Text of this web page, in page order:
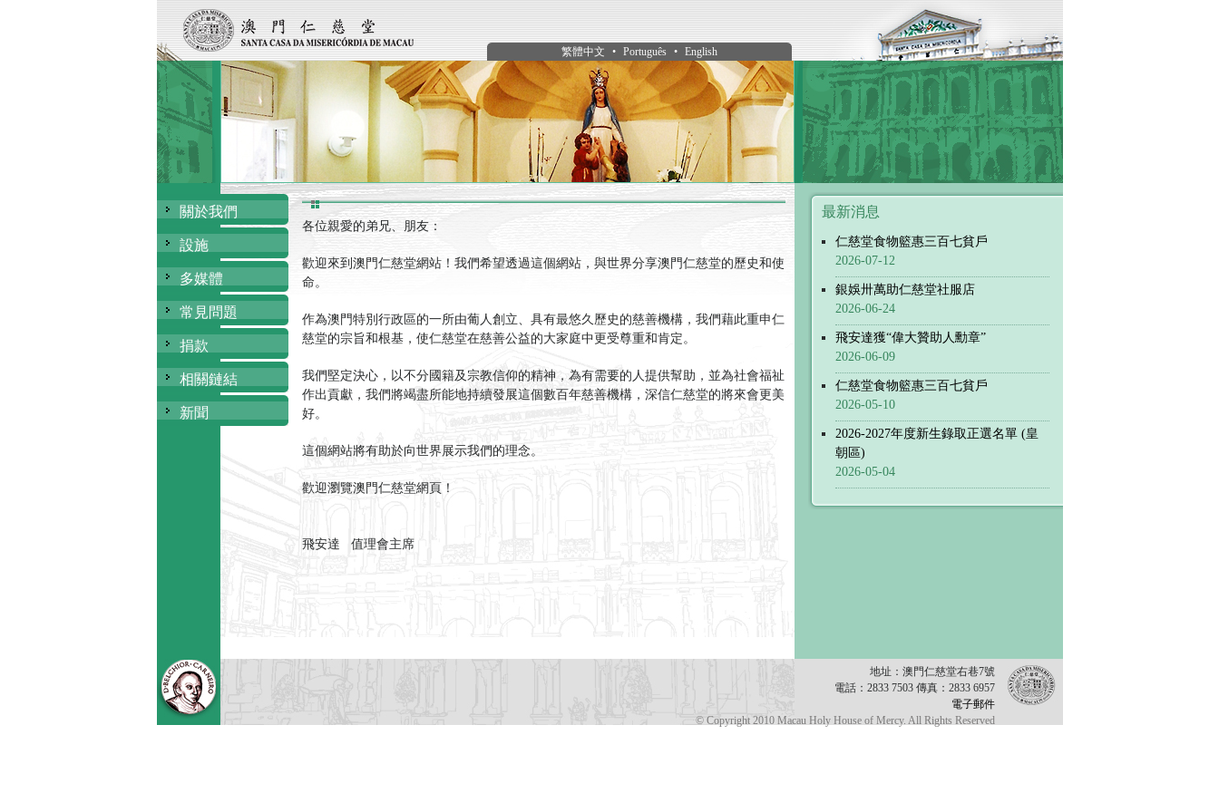
繁體中文 • Português • English
關於我們
設施
多媒體
常見問題
捐款
相關鏈結
新聞
各位親愛的弟兄、朋友：
歡迎來到澳門仁慈堂網站！我們希望透過這個網站，與世界分享澳門仁慈堂的歷史和使
命。
作為澳門特別行政區的一所由葡人創立、具有最悠久歷史的慈善機構，我們藉此重申仁
慈堂的宗旨和根基，使仁慈堂在慈善公益的大家庭中更受尊重和肯定。
我們堅定決心，以不分國籍及宗教信仰的精神，為有需要的人提供幫助，並為社會福祉
作出貢獻，我們將竭盡所能地持續發展這個數百年慈善機構，深信仁慈堂的將來會更美
好。
這個網站將有助於向世界展示我們的理念。
歡迎瀏覽澳門仁慈堂網頁！
飛安達 值理會主席
最新消息
仁慈堂食物籃惠三百七貧戶
2026-07-12
銀娛卅萬助仁慈堂社服店
2026-06-24
飛安達獲“偉大贊助人勳章”
2026-06-09
仁慈堂食物籃惠三百七貧戶
2026-05-10
2026-2027年度新生錄取正選名單 (皇
朝區)
2026-05-04
地址：澳門仁慈堂右巷7號
電話：2833 7503 傳真：2833 6957
電子郵件
© Copyright 2010 Macau Holy House of Mercy. All Rights Reserved